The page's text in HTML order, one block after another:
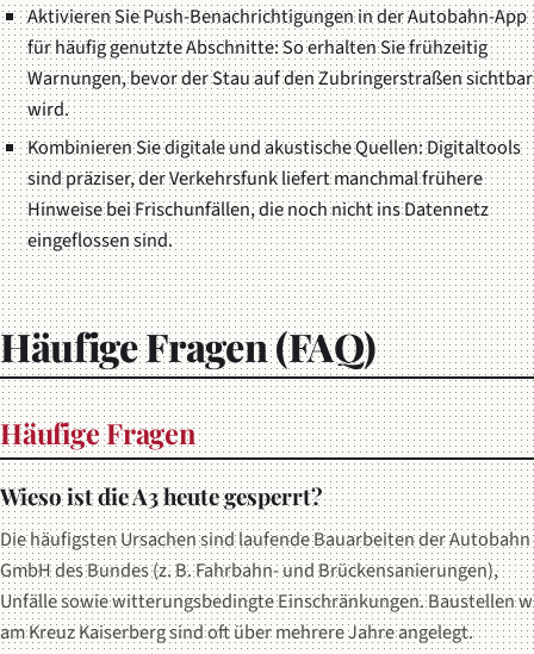
Aktivieren Sie Push-Benachrichtigungen in der Autobahn-App
für häufig genutzte Abschnitte: So erhalten Sie frühzeitig
Warnungen, bevor der Stau auf den Zubringerstraßen sichtbar
wird.
Kombinieren Sie digitale und akustische Quellen: Digitaltools
sind präziser, der Verkehrsfunk liefert manchmal frühere
Hinweise bei Frischunfällen, die noch nicht ins Datennetz
eingeflossen sind.
Häufige Fragen (FAQ)
Häufige Fragen
Wieso ist die A3 heute gesperrt?
Die häufigsten Ursachen sind laufende Bauarbeiten der Autobahn
GmbH des Bundes (z. B. Fahrbahn- und Brückensanierungen),
Unfälle sowie witterungsbedingte Einschränkungen. Baustellen
am Kreuz Kaiserberg sind oft über mehrere Jahre angelegt.